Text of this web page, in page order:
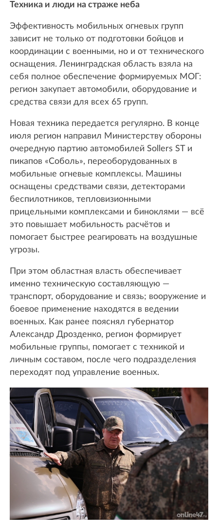
Техника и люди на страже неба
Эффективность мобильных огневых групп
зависит не только от подготовки бойцов и
координации с военными, но и от технического
оснащения. Ленинградская область взяла на
себя полное обеспечение формируемых МОГ:
регион закупает автомобили, оборудование и
средства связи для всех 65 групп.
Новая техника передается регулярно. В конце
июля регион направил Министерству обороны
очередную партию автомобилей Sollers ST и
пикапов «Соболь», переоборудованных в
мобильные огневые комплексы. Машины
оснащены средствами связи, детекторами
беспилотников, тепловизионными
прицельными комплексами и биноклями — всё
это повышает мобильность расчётов и
помогает быстрее реагировать на воздушные
угрозы.
При этом областная власть обеспечивает
именно техническую составляющую —
транспорт, оборудование и связь; вооружение и
боевое применение находятся в ведении
военных. Как ранее пояснял губернатор
Александр Дрозденко, регион формирует
мобильные группы, помогает с техникой и
личным составом, после чего подразделения
переходят под управление военных.